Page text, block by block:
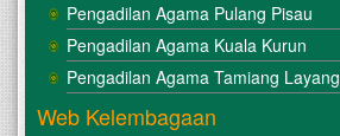
Pengadilan Agama Pulang Pisau
Pengadilan Agama Kuala Kurun
Pengadilan Agama Tamiang Layang
Web Kelembagaan